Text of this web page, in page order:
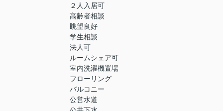
２人入居可
高齢者相談
眺望良好
学生相談
法人可
ルームシェア可
室内洗濯機置場
フローリング
バルコニー
公営水道